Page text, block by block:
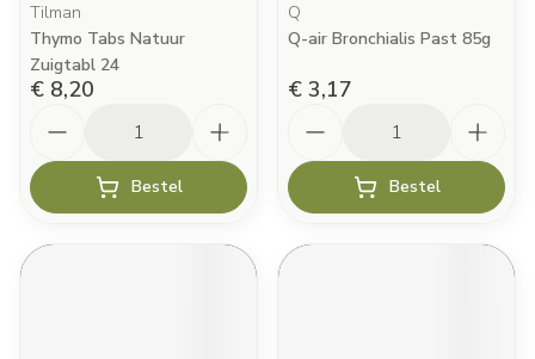
Tilman
Thymo Tabs Natuur
Zuigtabl 24
€ 8,20
Bestel
Q
Q-air Bronchialis Past 85g
€ 3,17
Bestel